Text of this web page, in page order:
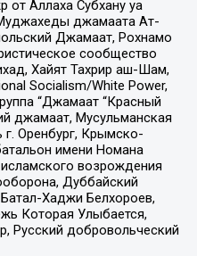
Аллаха Субхану уа
джамаата Ат-
Джамаат, Рохнамо
сообщество
Хайят Тахрир аш-Шам,
Socialism/White Power,
“Джамаат “Красный
джамаат, Мусульманская
г. Оренбург, Крымско-
имени Номана
возрождения
Дуббайский
Хаджи Белхороев,
Которая Улыбается,
Русский добровольческий